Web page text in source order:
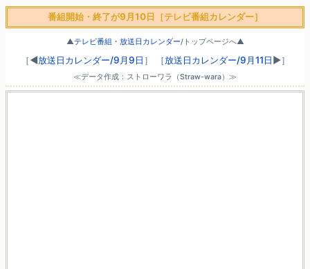
番組開始・終了が9月10日［テレビ番組カレンダー］
▲テレビ番組・放送日カレンダー/トップページへ▲
［◀放送日カレンダー/9月9日 ］ ［放送日カレンダー/9月11日▶］
≪データ作成：ストローワラ（Straw-wara）≫